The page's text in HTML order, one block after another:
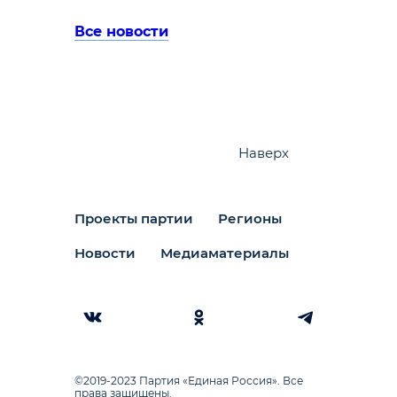
Все новости
Проекты партии Регионы
Новости Медиаматериалы
Наверх
©2019-2023 Партия «Единая Россия». Все
права защищены.